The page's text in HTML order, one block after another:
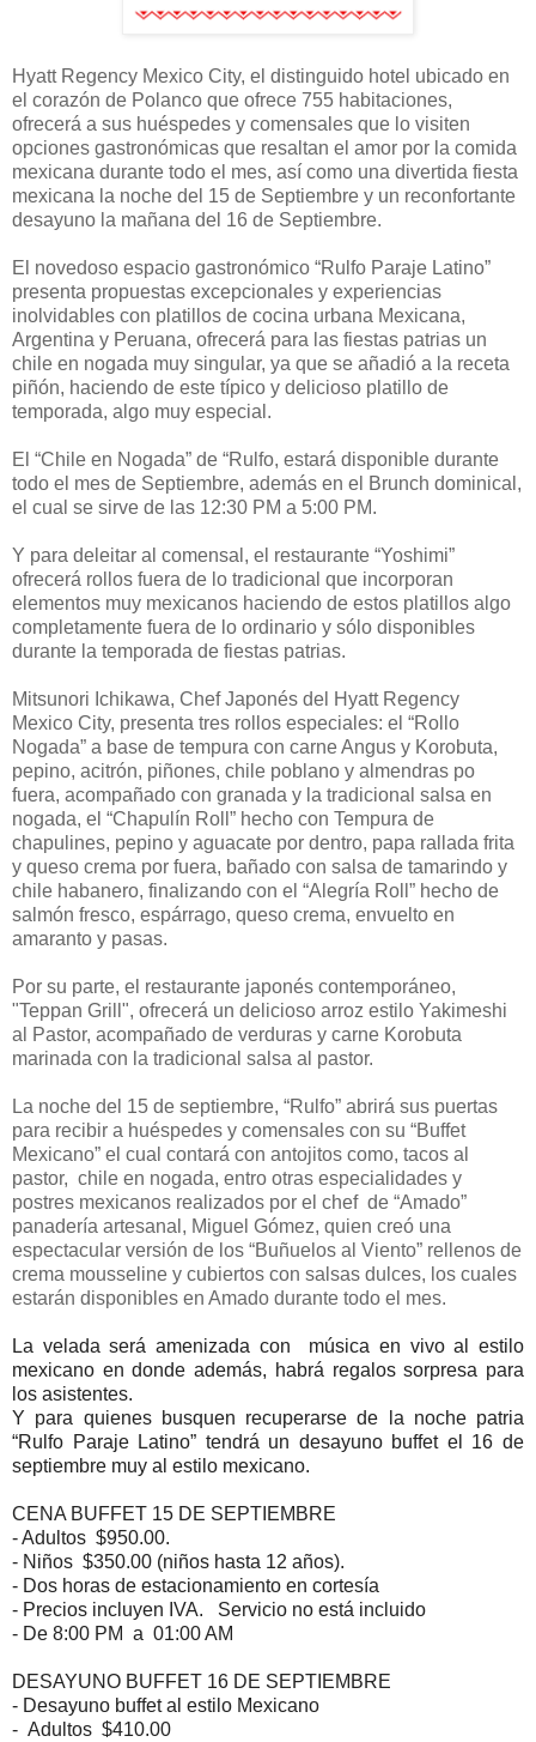
Hyatt Regency Mexico City, el distinguido hotel ubicado en
el corazón de Polanco que ofrece 755 habitaciones,
ofrecerá a sus huéspedes y comensales que lo visiten
opciones gastronómicas que resaltan el amor por la comida
mexicana durante todo el mes, así como una divertida fiesta
mexicana la noche del 15 de Septiembre y un reconfortante
desayuno la mañana del 16 de Septiembre.
El novedoso espacio gastronómico “Rulfo Paraje Latino”
presenta propuestas excepcionales y experiencias
inolvidables con platillos de cocina urbana Mexicana,
Argentina y Peruana, ofrecerá para las fiestas patrias un
chile en nogada muy singular, ya que se añadió a la receta
piñón, haciendo de este típico y delicioso platillo de
temporada, algo muy especial.
El “Chile en Nogada” de “Rulfo, estará disponible durante
todo el mes de Septiembre, además en el Brunch dominical,
el cual se sirve de las 12:30 PM a 5:00 PM.
Y para deleitar al comensal, el restaurante “Yoshimi”
ofrecerá rollos fuera de lo tradicional que incorporan
elementos muy mexicanos haciendo de estos platillos algo
completamente fuera de lo ordinario y sólo disponibles
durante la temporada de fiestas patrias.
Mitsunori Ichikawa, Chef Japonés del Hyatt Regency
Mexico City, presenta tres rollos especiales: el “Rollo
Nogada” a base de tempura con carne Angus y Korobuta,
pepino, acitrón, piñones, chile poblano y almendras po
fuera, acompañado con granada y la tradicional salsa en
nogada, el “Chapulín Roll” hecho con Tempura de
chapulines, pepino y aguacate por dentro, papa rallada frita
y queso crema por fuera, bañado con salsa de tamarindo y
chile habanero, finalizando con el “Alegría Roll” hecho de
salmón fresco, espárrago, queso crema, envuelto en
amaranto y pasas.
Por su parte, el restaurante japonés contemporáneo,
"Teppan Grill", ofrecerá un delicioso arroz estilo Yakimeshi
al Pastor, acompañado de verduras y carne Korobuta
marinada con la tradicional salsa al pastor.
La noche del 15 de septiembre, “Rulfo” abrirá sus puertas
para recibir a huéspedes y comensales con su “Buffet
Mexicano” el cual contará con antojitos como, tacos al
pastor, chile en nogada, entro otras especialidades y
postres mexicanos realizados por el chef de “Amado”
panadería artesanal, Miguel Gómez, quien creó una
espectacular versión de los “Buñuelos al Viento” rellenos de
crema mousseline y cubiertos con salsas dulces, los cuales
estarán disponibles en Amado durante todo el mes.
La velada será amenizada con música en vivo al estilo
mexicano en donde además, habrá regalos sorpresa para
los asistentes.
Y para quienes busquen recuperarse de la noche patria
“Rulfo Paraje Latino” tendrá un desayuno buffet el 16 de
septiembre muy al estilo mexicano.
CENA BUFFET 15 DE SEPTIEMBRE
- Adultos $950.00.
- Niños $350.00 (niños hasta 12 años).
- Dos horas de estacionamiento en cortesía
- Precios incluyen IVA. Servicio no está incluido
- De 8:00 PM a 01:00 AM
DESAYUNO BUFFET 16 DE SEPTIEMBRE
- Desayuno buffet al estilo Mexicano
- Adultos $410.00